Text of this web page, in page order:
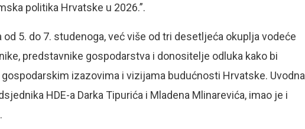
politika Hrvatske u 2026.”.
5. do 7. studenoga, već više od tri desetljeća okuplja vodeće
predstavnike gospodarstva i donositelje odluka kako bi
izazovima i vizijama budućnosti Hrvatske. Uvodna
HDE-a Darka Tipurića i Mladena Mlinarevića, imao je i